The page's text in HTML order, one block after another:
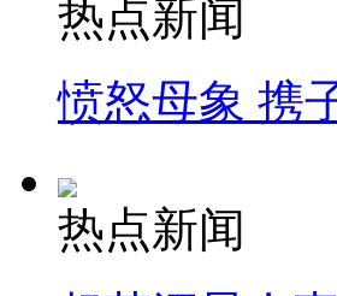
热点新闻
愤怒母象 携
热点新闻